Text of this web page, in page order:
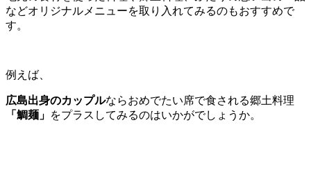
などオリジナルメニューを取り入れてみるのもおすすめで
す。
例えば、
広島出身のカップルならおめでたい席で食される郷土料理
「鯛麺」 をプラスしてみるのはいかがでしょうか。